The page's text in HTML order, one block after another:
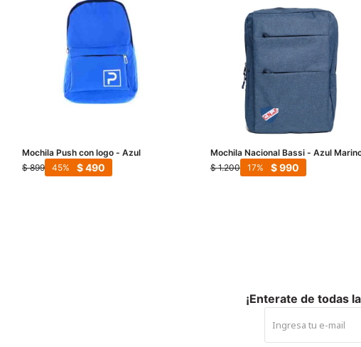
Mochila Push con logo - Azul
$ 899 $490
45
Mochila Nacional Bassi - Azul
$ 1.200 $990
17
¡Enterate de todas